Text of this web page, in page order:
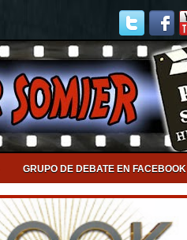
GRUPO DE DEBATE EN FACEBOOK